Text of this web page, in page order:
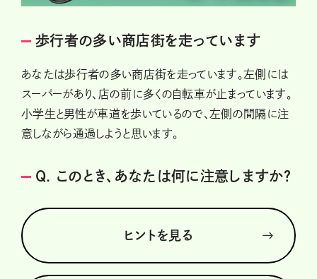
歩行者の多い商店街を走っています
あなたは歩行者の多い商店街を走っています。左側には
スーパーがあり、店の前に多くの自転車が止まっています。
小学生と男性が車道を歩いているので、左側の間隔に注
意しながら通過しようと思います。
Q. このとき、あなたは何に注意しますか？
ヒントを見る